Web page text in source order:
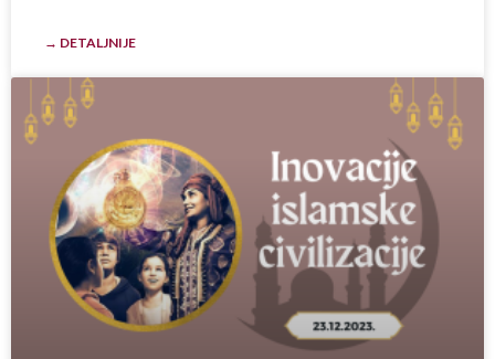
→ DETALJNIJE